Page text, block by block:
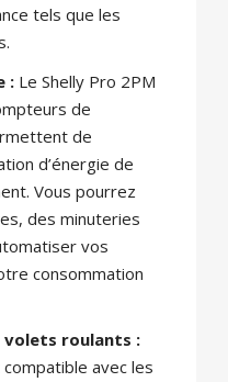
tels que les
:Le Shelly Pro 2PM
de
de
d’énergie de
Vous pourrez
des minuteries
vos
consommation
volets roulants :
avec les